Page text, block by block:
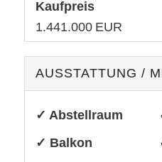
Kaufpreis
1.441.000 EUR
AUSSTATTUNG /
✓ Abstellraum
✓ Balkon